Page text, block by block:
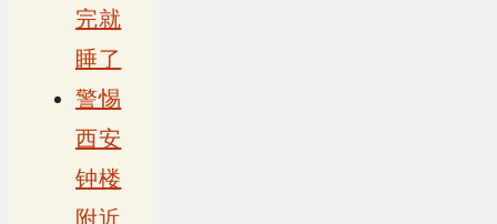
完就
睡了
警惕
西安
钟楼
附近